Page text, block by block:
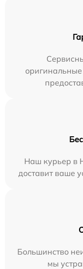
Наш курьер в
доставит ваше
Большинство
мы